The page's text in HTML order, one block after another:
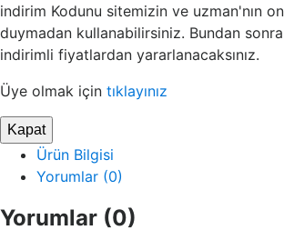
indirim Kodunu sitemizin ve uzman'nın
duymadan kullanabilirsiniz. Bundan
indirimli fiyatlardan yararlanacaksınız.
Üye olmak için tıklayınız
Kapat
Ürün Bilgisi
Yorumlar (0)
Yorumlar (0)